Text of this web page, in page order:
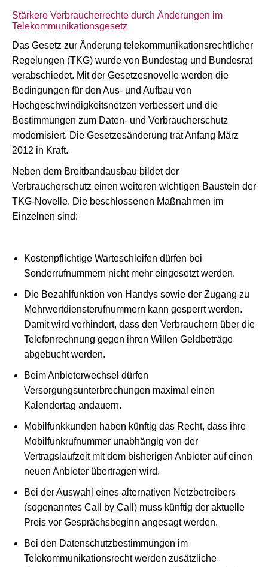
Stärkere Verbraucherrechte durch Änderungen im
Telekommunikationsgesetz
Das Gesetz zur Änderung telekommunikationsrechtlicher
Regelungen (TKG) wurde von Bundestag und Bundesrat
verabschiedet. Mit der Gesetzesnovelle werden die
Bedingungen für den Aus- und Aufbau von
Hochgeschwindigkeitsnetzen verbessert und die
Bestimmungen zum Daten- und Verbraucherschutz
modernisiert. Die Gesetzesänderung trat Anfang März
2012 in Kraft.
Neben dem Breitbandausbau bildet der
Verbraucherschutz einen weiteren wichtigen Baustein der
TKG-Novelle. Die beschlossenen Maßnahmen im
Einzelnen sind:
Kostenpflichtige Warteschleifen dürfen bei
Sonderrufnummern nicht mehr eingesetzt werden.
Die Bezahlfunktion von Handys sowie der Zugang zu
Mehrwertdiensterufnummern kann gesperrt werden.
Damit wird verhindert, dass den Verbrauchern über die
Telefonrechnung gegen ihren Willen Geldbeträge
abgebucht werden.
Beim Anbieterwechsel dürfen
Versorgungsunterbrechungen maximal einen
Kalendertag andauern.
Mobilfunkkunden haben künftig das Recht, dass ihre
Mobilfunkrufnummer unabhängig von der
Vertragslaufzeit mit dem bisherigen Anbieter auf einen
neuen Anbieter übertragen wird.
Bei der Auswahl eines alternativen Netzbetreibers
(sogenanntes Call by Call) muss künftig der aktuelle
Preis vor Gesprächsbeginn angesagt werden.
Bei den Datenschutzbestimmungen im
Telekommunikationsrecht werden zusätzliche